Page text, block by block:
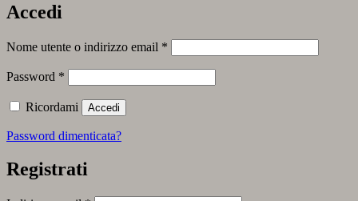
Accedi
Nome utente o indirizzo email *
Password *
Ricordami Accedi
Password dimenticata?
Registrati